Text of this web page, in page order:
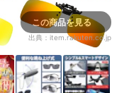
この商品を見る
出典： item.rakuten.co.jp